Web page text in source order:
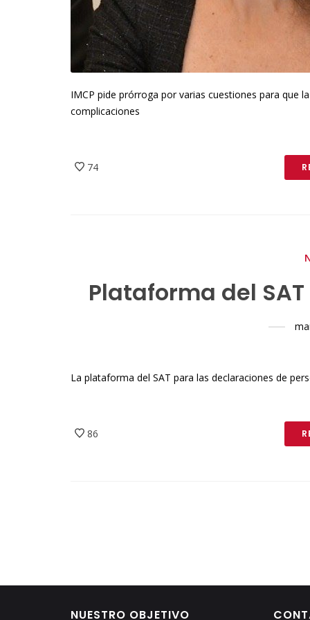
IMCP pide prórroga por varias cuestiones para que
complicaciones
74
Plataforma del
La plataforma del SAT para las declaraciones de
86
NUESTRO OBJETIVO